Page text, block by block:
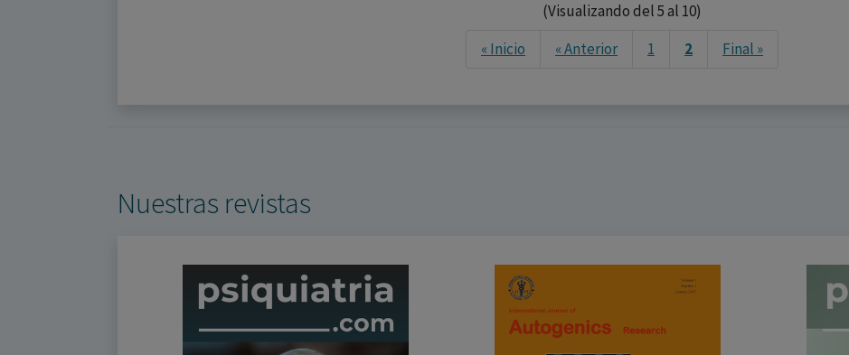
(Visualizando del 5 al 10)
« Inicio
« Anterior 1 2 Final »Next
Nuestras revistas